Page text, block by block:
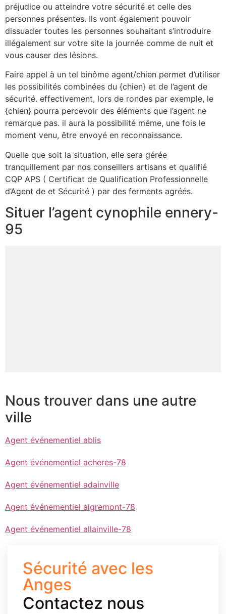
préjudice ou atteindre votre sécurité et celle des
personnes présentes. Ils vont également pouvoir
dissuader toutes les personnes souhaitant s’introduire
illégalement sur votre site la journée comme de nuit et
vous causer des lésions.
Faire appel à un tel binôme agent/chien permet d’utiliser
les possibilités combinées du {chien} et de l’agent de
sécurité. effectivement, lors de rondes par exemple, le
{chien} pourra percevoir des éléments que l’agent ne
remarque pas. il aura la possibilité même, une fois le
moment venu, être envoyé en reconnaissance.
Quelle que soit la situation, elle sera gérée
tranquillement par nos conseillers artisans et qualifié
CQP APS ( Certificat de Qualification Professionnelle
d’Agent de et Sécurité ) par des ferments agréés.
Situer l’agent cynophile ennery-
95
Nous trouver dans une autre
ville
Agent événementiel ablis
Agent événementiel acheres-78
Agent événementiel adainville
Agent événementiel aigremont-78
Agent événementiel allainville-78
Sécurité avec les
Anges
Contactez nous